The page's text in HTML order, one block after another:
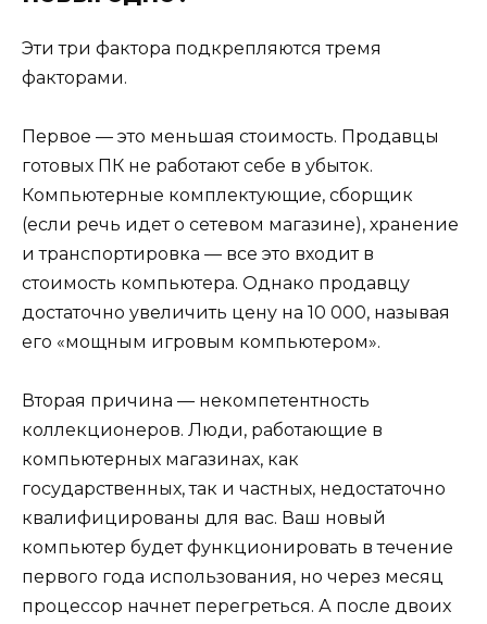
Эти три фактора подкрепляются тремя
факторами.
Первое — это меньшая стоимость. Продавцы
готовых ПК не работают себе в убыток.
Компьютерные комплектующие, сборщик
(если речь идет о сетевом магазине), хранение
и транспортировка — все это входит в
стоимость компьютера. Однако продавцу
достаточно увеличить цену на 10 000, называя
его «мощным игровым компьютером».
Вторая причина — некомпетентность
коллекционеров. Люди, работающие в
компьютерных магазинах, как
государственных, так и частных, недостаточно
квалифицированы для вас. Ваш новый
компьютер будет функционировать в течение
первого года использования, но через месяц
процессор начнет перегреться. А после двоих